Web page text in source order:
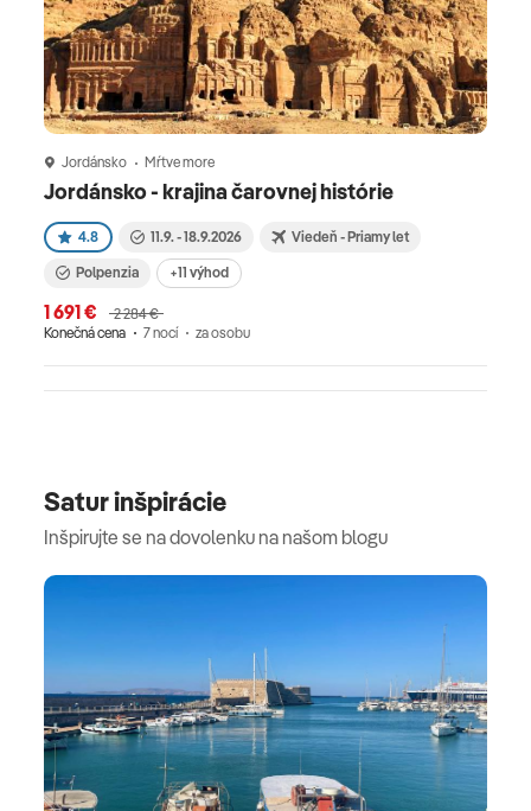
Jordánsko Mŕtve more
Jordánsko - krajina čarovnej histórie
4.8 11.9. - 18.9.2026 Viedeň - Priamy let
Polpenzia +11 výhod
1 691 €
2 284 €
Konečná cena
7 nocí za osobu
Satur inšpirácie
Inšpirujte se na dovolenku na našom blogu